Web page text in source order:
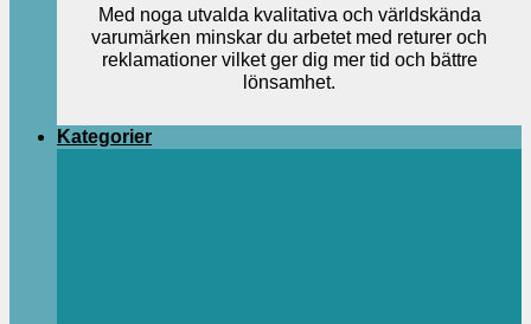
Med noga utvalda kvalitativa och världskända
varumärken minskar du arbetet med returer och
reklamationer vilket ger dig mer tid och bättre
lönsamhet.
Kategorier